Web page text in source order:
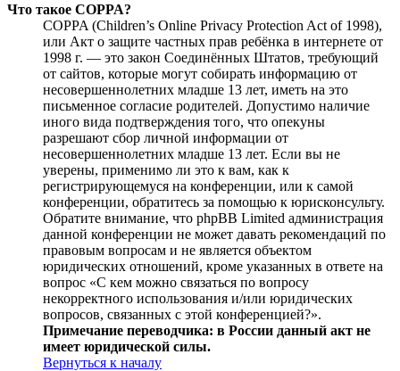
Что такое COPPA?
COPPA (Children’s Online Privacy Protection Act of 1998),
или Акт о защите частных прав ребёнка в интернете от
1998 г. — это закон Соединённых Штатов, требующий
от сайтов, которые могут собирать информацию от
несовершеннолетних младше 13 лет, иметь на это
письменное согласие родителей. Допустимо наличие
иного вида подтверждения того, что опекуны
разрешают сбор личной информации от
несовершеннолетних младше 13 лет. Если вы не
уверены, применимо ли это к вам, как к
регистрирующемуся на конференции, или к самой
конференции, обратитесь за помощью к юрисконсульту.
Обратите внимание, что phpBB Limited администрация
данной конференции не может давать рекомендаций по
правовым вопросам и не является объектом
юридических отношений, кроме указанных в ответе на
вопрос «С кем можно связаться по вопросу
некорректного использования и/или юридических
вопросов, связанных с этой конференцией?».
Примечание переводчика: в России данный акт не
имеет юридической силы.
Вернуться к началу